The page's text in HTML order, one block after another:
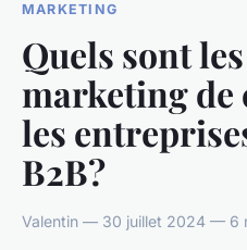
MARKETING
Quels sont
marketing de
les
B2B?
Valentin — 30 juillet 2024 — 6